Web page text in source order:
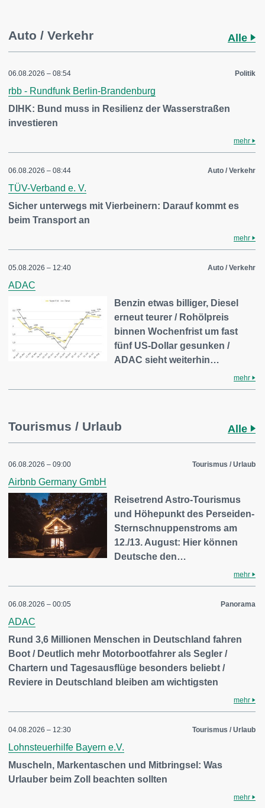
Auto / Verkehr Alle
06.08.2026 – 08:54 Politik
rbb - Rundfunk Berlin-Brandenburg
DIHK: Bund muss in Resilienz der Wasserstraßen
investieren
mehr
06.08.2026 – 08:44 Auto / Verkehr
TÜV-Verband e. V.
Sicher unterwegs mit Vierbeinern: Darauf kommt es
beim Transport an
mehr
05.08.2026 – 12:40 Auto / Verkehr
ADAC
Benzin etwas billiger, Diesel
erneut teurer / Rohölpreis
binnen Wochenfrist um fast
fünf US-Dollar gesunken /
ADAC sieht weiterhin…
mehr
Tourismus / Urlaub Alle
06.08.2026 – 09:00 Tourismus / Urlaub
Airbnb Germany GmbH
Reisetrend Astro-Tourismus
und Höhepunkt des Perseiden-
Sternschnuppenstroms am
12./13. August: Hier können
Deutsche den…
mehr
06.08.2026 – 00:05 Panorama
ADAC
Rund 3,6 Millionen Menschen in Deutschland fahren
Boot / Deutlich mehr Motorbootfahrer als Segler /
Chartern und Tagesausflüge besonders beliebt /
Reviere in Deutschland bleiben am wichtigsten
mehr
04.08.2026 – 12:30 Tourismus / Urlaub
Lohnsteuerhilfe Bayern e.V.
Muscheln, Markentaschen und Mitbringsel: Was
Urlauber beim Zoll beachten sollten
mehr